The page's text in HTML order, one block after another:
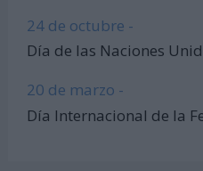
24 de octubre -
Día de las Naciones
20 de marzo -
Día Internacional de la